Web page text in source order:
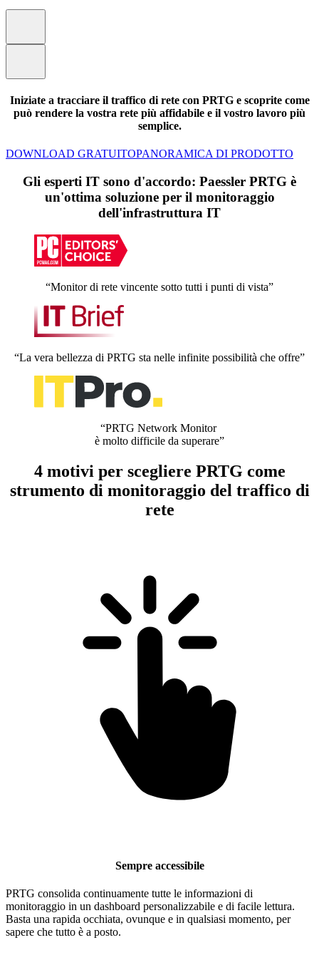
Iniziate a tracciare il traffico di rete con PRTG e scoprite come
può rendere la vostra rete più affidabile e il vostro lavoro più
semplice.
DOWNLOAD GRATUITOPANORAMICA DI PRODOTTO
Gli esperti IT sono d'accordo: Paessler PRTG è
un'ottima soluzione per il monitoraggio
dell'infrastruttura IT
“Monitor di rete vincente sotto tutti i punti di vista”
“La vera bellezza di PRTG sta nelle infinite possibilità che offre”
“PRTG Network Monitor
è molto difficile da superare”
4 motivi per scegliere PRTG come
strumento di monitoraggio del traffico di
rete
Sempre accessibile
PRTG consolida continuamente tutte le informazioni di
monitoraggio in un dashboard personalizzabile e di facile lettura.
Basta una rapida occhiata, ovunque e in qualsiasi momento, per
sapere che tutto è a posto.